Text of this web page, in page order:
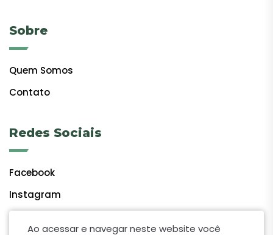
Sobre
Quem Somos
Contato
Redes Sociais
Facebook
Instagram
Ao acessar e navegar neste website você